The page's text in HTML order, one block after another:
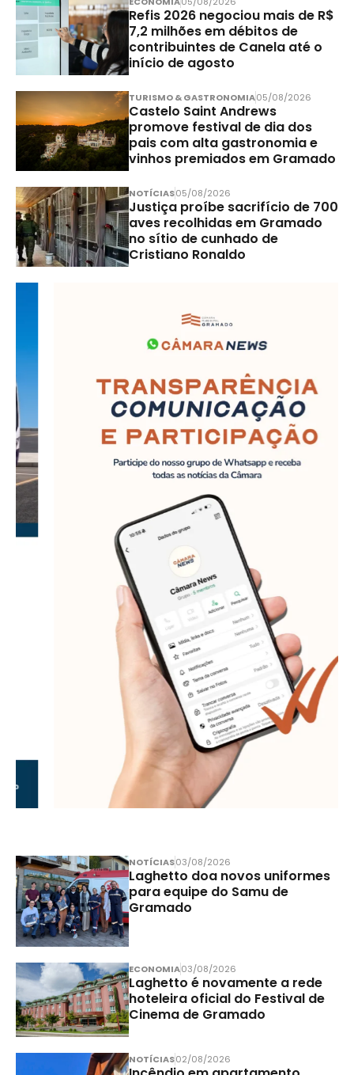
Refis 2026 negociou mais de R$
7,2 milhões em débitos de
contribuintes de Canela até o
início de agosto
TURISMO & GASTRONOMIA05/08/2026
Castelo Saint Andrews
promove festival de dia dos
pais com alta gastronomia e
vinhos premiados em Gramado
NOTÍCIAS05/08/2026
Justiça proíbe sacrifício de 700
aves recolhidas em Gramado
no sítio de cunhado de
Cristiano Ronaldo
NOTÍCIAS03/08/2026
Laghetto doa novos uniformes
para equipe do Samu de
Gramado
ECONOMIA03/08/2026
Laghetto é novamente a rede
hoteleira oficial do Festival de
Cinema de Gramado
NOTÍCIAS02/08/2026